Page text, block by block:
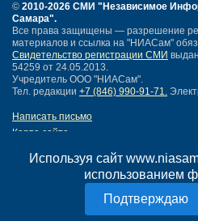
Используя сайт
использованием
© 2010-2026 СМИ "Независимое
Самара".
Все права защищены — разрешение
материалов и ссылка на "НИАСам"
Свидетельство регистрации СМИ
54259 от 24.05.2013.
Учредитель ООО "НИАСам".
Тел. редакции +7 (846) 990-91-71.
Написать письмо
Карта сайта
Политика конфиденциальности
Согласие на обработку персональных